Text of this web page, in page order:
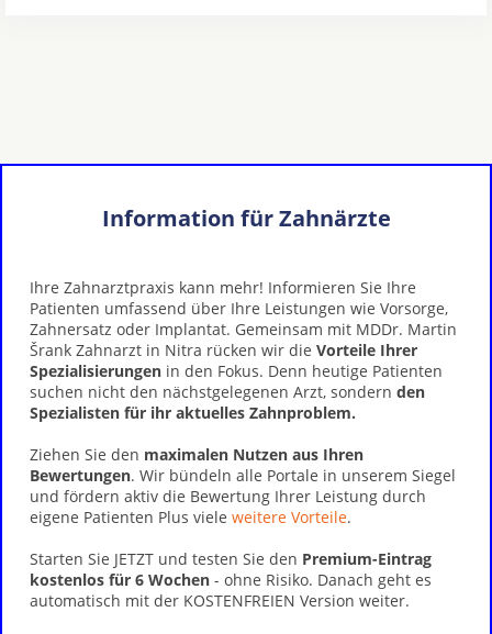
Information für Zahnärzte
Ihre Zahnarztpraxis kann mehr! Informieren Sie Ihre
Patienten umfassend über Ihre Leistungen wie Vorsorge,
Zahnersatz oder Implantat. Gemeinsam mit MDDr. Martin
Šrank Zahnarzt in Nitra rücken wir die Vorteile Ihrer
Spezialisierungen in den Fokus. Denn heutige Patienten
suchen nicht den nächstgelegenen Arzt, sondern den
Spezialisten für ihr aktuelles Zahnproblem.
Ziehen Sie den maximalen Nutzen aus Ihren
Bewertungen. Wir bündeln alle Portale in unserem Siegel
und fördern aktiv die Bewertung Ihrer Leistung durch
eigene Patienten Plus viele weitere Vorteile.
Starten Sie JETZT und testen Sie den Premium-Eintrag
kostenlos für 6 Wochen - ohne Risiko. Danach geht es
automatisch mit der KOSTENFREIEN Version weiter.